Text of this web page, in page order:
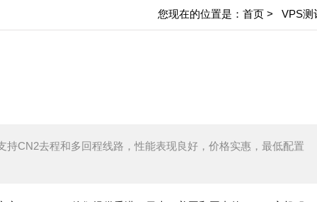
您现在的位置是： 首页 > VPS测
CN2去程和多回程线路，性能表现良好，价格实惠，最低配置